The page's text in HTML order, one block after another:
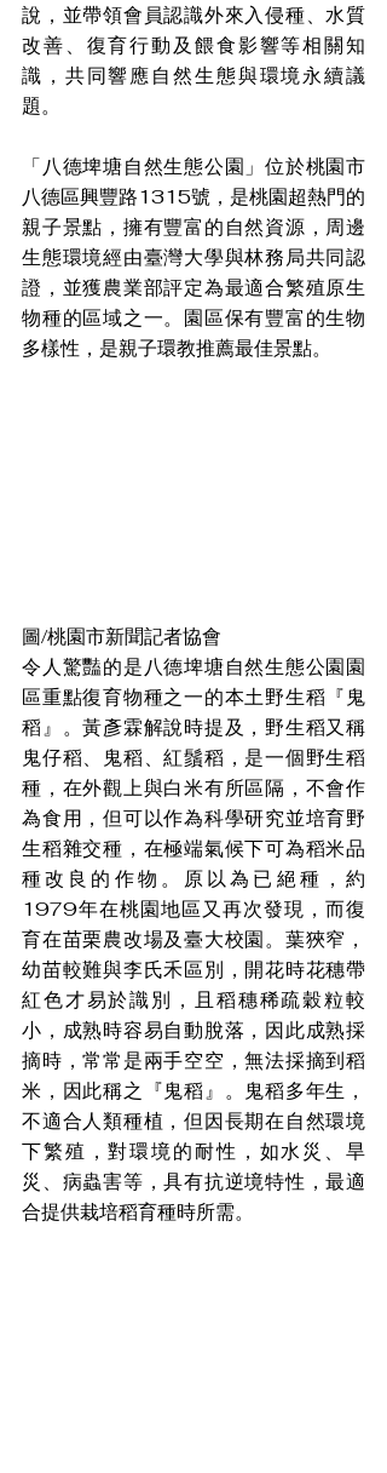
說，並帶領會員認識外來入侵種、水質
改善、復育行動及餵食影響等相關知
識，共同響應自然生態與環境永續議
題。
「八德埤塘自然生態公園」位於桃園市
八德區興豐路1315號，是桃園超熱門的
親子景點，擁有豐富的自然資源，周邊
生態環境經由臺灣大學與林務局共同認
證，並獲農業部評定為最適合繁殖原生
物種的區域之一。園區保有豐富的生物
多樣性，是親子環教推薦最佳景點。
圖/桃園市新聞記者協會
令人驚豔的是八德埤塘自然生態公園園
區重點復育物種之一的本土野生稻『鬼
稻』。黃彥霖解說時提及，野生稻又稱
鬼仔稻、鬼稻、紅鬚稻，是一個野生稻
種，在外觀上與白米有所區隔，不會作
為食用，但可以作為科學研究並培育野
生稻雜交種，在極端氣候下可為稻米品
種改良的作物。原以為已絕種，約
1979年在桃園地區又再次發現，而復
育在苗栗農改場及臺大校園。葉狹窄，
幼苗較難與李氏禾區別，開花時花穗帶
紅色才易於識別，且稻穗稀疏穀粒較
小，成熟時容易自動脫落，因此成熟採
摘時，常常是兩手空空，無法採摘到稻
米，因此稱之『鬼稻』。鬼稻多年生，
不適合人類種植，但因長期在自然環境
下繁殖，對環境的耐性，如水災、旱
災、病蟲害等，具有抗逆境特性，最適
合提供栽培稻育種時所需。